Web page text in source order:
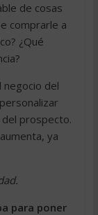
de cosas
comprarle a
¿Qué
negocio del
prospecto.
ya
para poner